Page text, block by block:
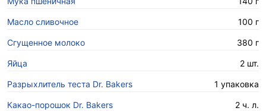
Масло сливочное 100 г
Сгущенное молоко 380 г
Яйца 2 шт.
Разрыхлитель теста Dr. Bakers 1 упаковка
Какао-порошок Dr. Bakers 2 ч. л.